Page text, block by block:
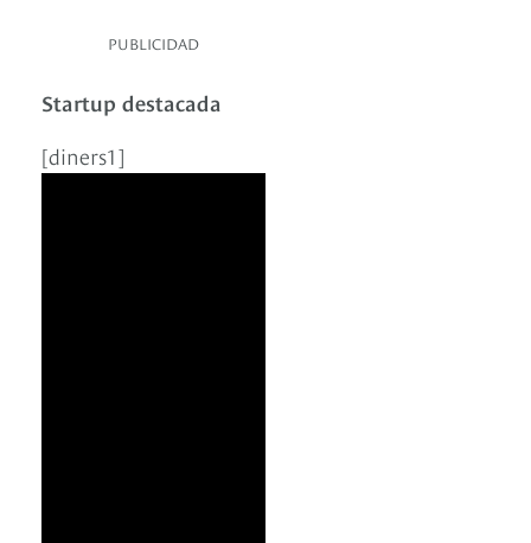
PUBLICIDAD
Startup destacada
[diners1]